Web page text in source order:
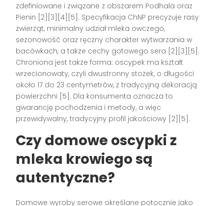
zdefiniowane i związane z obszarem Podhala oraz
Pienin [2][3][4][5]. Specyfikacja ChNP precyzuje rasy
zwierząt, minimalny udział mleka owczego,
sezonowość oraz ręczny charakter wytwarzania w
bacówkach, a także cechy gotowego sera [2][3][5].
Chroniona jest także forma: oscypek ma kształt
wrzecionowaty, czyli dwustronny stożek, o długości
około 17 do 23 centymetrów, z tradycyjną dekoracją
powierzchni [5]. Dla konsumenta oznacza to
gwarancję pochodzenia i metody, a więc
przewidywalny, tradycyjny profil jakościowy [2][5].
Czy domowe oscypki z
mleka krowiego są
autentyczne?
Domowe wyroby serowe określane potocznie jako